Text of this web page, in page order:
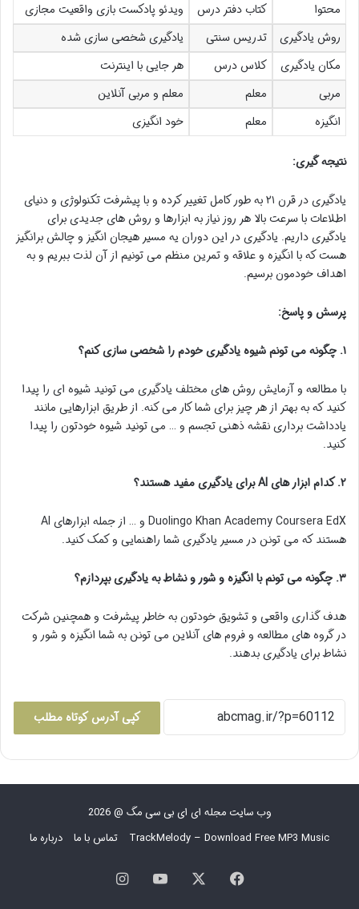
محتوا
کتاب دفتر درس
ویدئو پادکست بازی واقعیت مجازی
روش یادگیری
تدریس سنتی
یادگیری شخصی سازی شده
مکان یادگیری
کلاس درس
هر جایی با اینترنت
مربی
معلم
معلم و مربی آنلاین
انگیزه
معلم خود انگیزی
نتیجه گیری:
یادگیری در قرن ۲۱ به طور کامل تغییر کرده و با پیشرفت تکنولوژی و دنیای
اطلاعات با سرعت بالا هر روز نیاز به ابزارها و روش های جدیدی برای
یادگیری داریم. یادگیری در این دوران یه مسیر هیجان انگیز و چالش برانگیز
هست که با انگیزه و علاقه و تمرین منظم می تونیم از آن لذت ببریم و به
اهداف خودمون برسیم.
پرسش و پاسخ:
۱. چگونه می تونم شیوه یادگیری خودم را شخصی سازی کنم؟
با مطالعه و آزمایش روش های مختلف یادگیری می تونید شیوه ای را پیدا
کنید که به بهتر از هر چیز برای شما کار می کنه. از طریق ابزارهایی مانند
یادداشت برداری نقشه ذهنی تجسم و … می تونید شیوه خودتون را پیدا
کنید.
۲. کدام ابزار های AI برای یادگیری مفید هستند؟
Duolingo Khan Academy Coursera EdX و … از جمله ابزارهای AI
هستند که می تونن در مسیر یادگیری شما راهنمایی و کمک کنید.
۳. چگونه می تونم با انگیزه و شور و نشاط به یادگیری بپردازم؟
هدف گذاری واقعی و تشویق خودتون به خاطر پیشرفت و همچنین شرکت
در گروه های مطالعه و فروم های آنلاین می تونن به شما انگیزه و شور و
نشاط برای یادگیری بدهند.
کپی آدرس کوتاه مطلب
وب سایت مجله ای ای بی سی مگ @ 2026
TrackMelody – Download Free MP3 Music
تماس با ما درباره ما
فیس
یوتیوباینستاگرام